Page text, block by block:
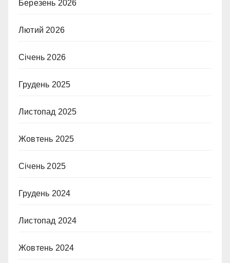
Березень 2026
Лютий 2026
Січень 2026
Грудень 2025
Листопад 2025
Жовтень 2025
Січень 2025
Грудень 2024
Листопад 2024
Жовтень 2024